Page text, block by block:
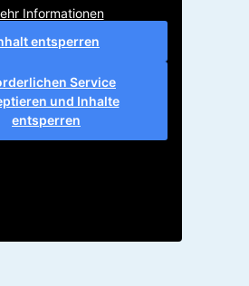
Informationen
entsperren
Service
und Inhalte
entsperren